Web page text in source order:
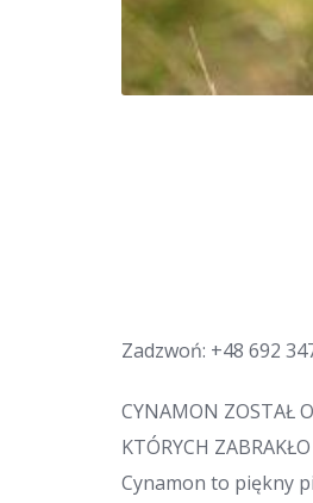
Zadzwoń: +48 692
CYNAMON ZOSTAŁ
KTÓRYCH
Cynamon to piękny